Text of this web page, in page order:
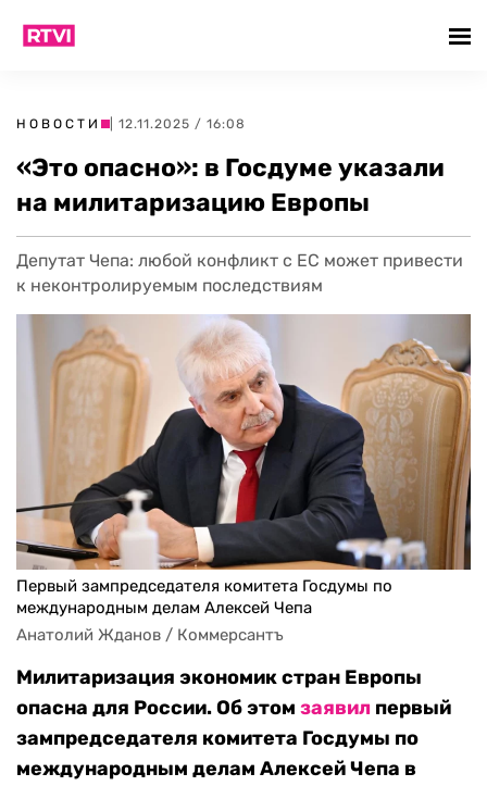
НОВОСТИ | 12.11.2025 / 16:08
«Это опасно»: в Госдуме указали
на милитаризацию Европы
Депутат Чепа: любой конфликт с ЕС может привести
к неконтролируемым последствиям
Первый зампредседателя комитета Госдумы по
международным делам Алексей Чепа
Анатолий Жданов / Коммерсантъ
Милитаризация экономик стран Европы
опасна для России. Об этом заявил первый
зампредседателя комитета Госдумы по
международным делам Алексей Чепа в